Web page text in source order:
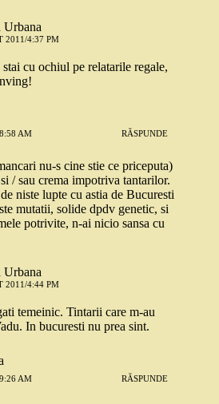
Urbana
2011/4:37 PM
cu ochiul pe relatarile regale,
AM RĂSPUNDE
nu-s cine stie ce priceputa)
/ sau crema impotriva tantarilor.
niste lupte cu astia de Bucuresti
mutatii, solide dpdv genetic, si
potrivite, n-ai nicio sansa cu
Urbana
2011/4:44 PM
temeinic. Tintarii care m-au
In bucuresti nu prea sint.
AM RĂSPUNDE